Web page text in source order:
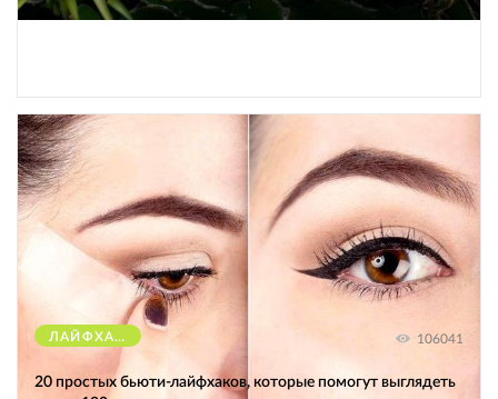
ЛАЙФХАКИ 106041
20 простых бьюти-лайфхаков, которые помогут выглядеть